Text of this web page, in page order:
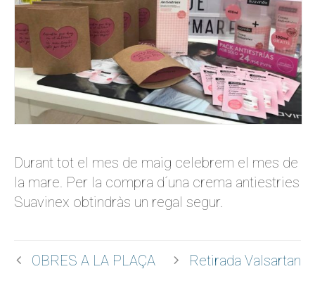
Durant tot el mes de maig celebrem el mes de
la mare. Per la compra d´una crema antiestries
Suavinex obtindràs un regal segur.
OBRES A LA PLAÇA Retirada Valsartan